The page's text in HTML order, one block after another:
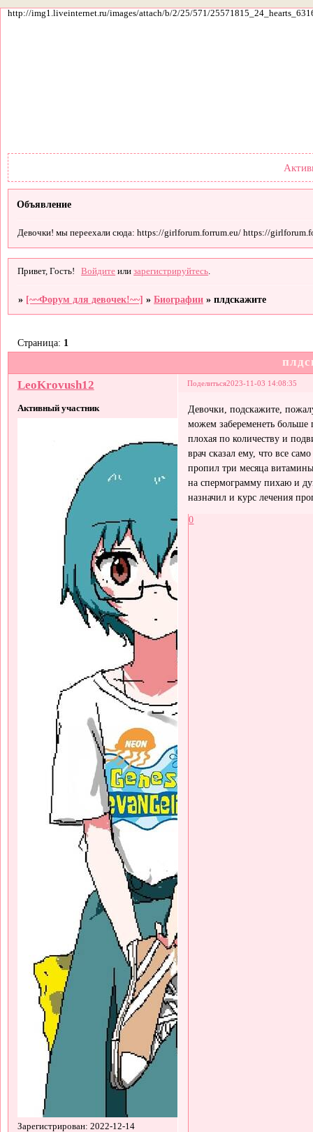
http://img1.liveinternet.ru/images/attach/b/2/25/571/
Объявление
Девочки! мы переехали сюда: https://girlforum.forrum.eu/ https://
Привет, Гость! Войдите илизарегистрируйтесь
» [~~Форум для девочек!~~] »Биографии »плдскажите
Страница: 1
Поделиться2023-11-03 14:08:35
LeoKrovush12
Активный участник
Зарегистрирован: 2022-12-14
Девочки, подскажите,
можем забеременеть больше
плохая по количеству и
врач сказал ему, что все
пропил три месяца
на спермограмму пихаю и
назначил и курс лечения
0